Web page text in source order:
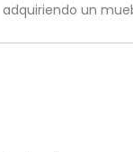
adquiriendo un